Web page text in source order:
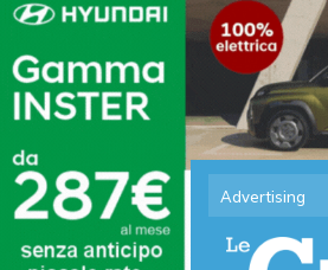
Advertising